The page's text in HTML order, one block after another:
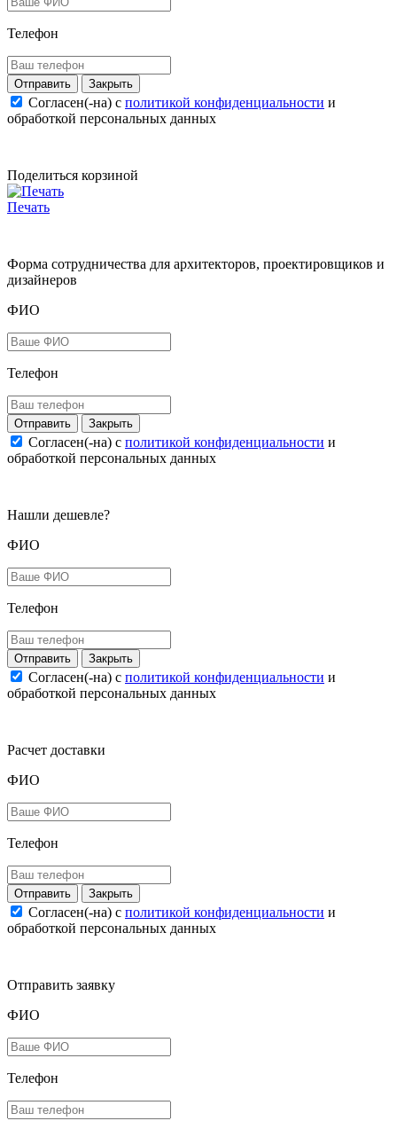
Телефон
Закрыть
Согласен(-на) c политикой конфиденциальности и
обработкой персональных данных
Поделиться корзиной
Печать
Форма сотрудничества для архитекторов, проектировщиков и
дизайнеров
ФИО
Телефон
Закрыть
Согласен(-на) c политикой конфиденциальности и
обработкой персональных данных
Нашли дешевле?
ФИО
Телефон
Закрыть
Согласен(-на) c политикой конфиденциальности и
обработкой персональных данных
Расчет доставки
ФИО
Телефон
Закрыть
Согласен(-на) c политикой конфиденциальности и
обработкой персональных данных
Отправить заявку
ФИО
Телефон